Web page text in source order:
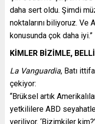
daha sert oldu. Şimdi
noktalarını biliyoruz. Ve
konusunda çok daha iyi.”
KİMLER BİZİMLE,
La Vanguardia, Batı
çekiyor:
“Brüksel artık
yetkililere ABD
veriliyor. ‘Bizimkiler